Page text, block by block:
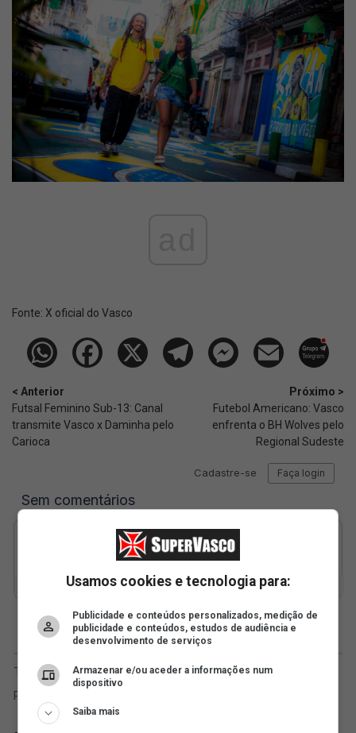
Fonte: X oficial do Vasco
< Anterior
Futsal Feminino Sub-13: Canal
transmite Vasco x Daminha pelo
Carioca
Próximo >
Futebol Americano: Vasco
enfrenta o BH Wolves pelo
Regional Sudeste
Usamos cookies e tecnologia para:
Publicidade e conteúdos personalizados, medição de
publicidade e conteúdos, estudos de audiência e
desenvolvimento de serviços
Armazenar e/ou aceder a informações num
dispositivo
Saiba mais